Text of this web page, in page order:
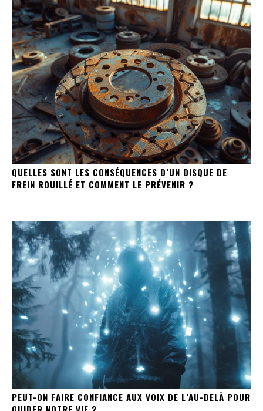
QUELLES SONT LES CONSÉQUENCES D’UN DISQUE DE
FREIN ROUILLÉ ET COMMENT LE PRÉVENIR ?
PEUT-ON FAIRE CONFIANCE AUX VOIX DE L’AU-DELÀ POUR